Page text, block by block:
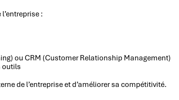
:
ou CRM (Customer Relationship Management)
outils
de l’entreprise et d’améliorer sa compétitivité.